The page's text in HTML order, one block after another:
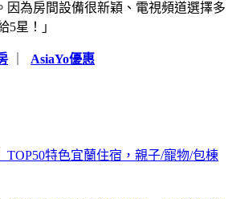
因為房間設備很新穎、電視頻道選擇多
5星！」
AsiaYo優惠
TOP50特色宜蘭住宿，親子/寵物/包棟